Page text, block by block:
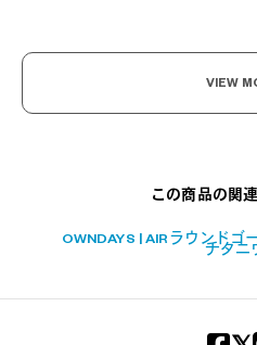
VIEW
この商品の関
OWNDAYS | AIR ラウンド ゴ
チタニ
?
+¥0